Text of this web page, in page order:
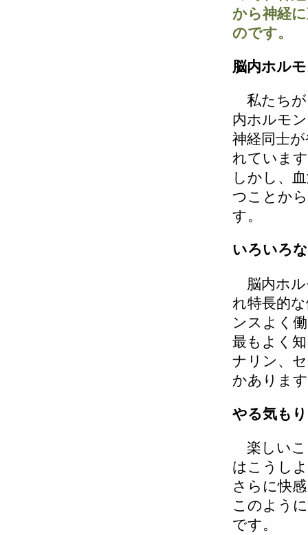
から神経
のです。
脳内ホル
私たちが
内ホルモ
神経同士
れていま
しかし、
つことか
す。
いろいろ
脳内ホル
れ特長的
ンスよく
最もよく
ナリン、
かありま
やる気も
楽しいこ
はこうし
さらに快
このよう
です。